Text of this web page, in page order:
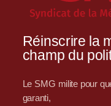
Réinscrire la
champ du
Le SMG milite pour
garanti,